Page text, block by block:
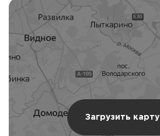
Загрузить карту